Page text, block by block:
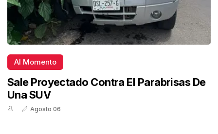
Al Momento
Sale Proyectado Contra El Parabrisas De
Una SUV
Agosto 06